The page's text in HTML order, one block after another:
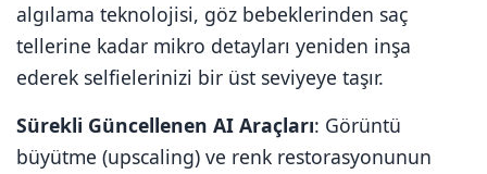
algılama teknolojisi, göz bebeklerinden saç
tellerine kadar mikro detayları yeniden inşa
ederek selfielerinizi bir üst seviyeye taşır.
Sürekli Güncellenen AI Araçları: Görüntü
büyütme (upscaling) ve renk restorasyonunun